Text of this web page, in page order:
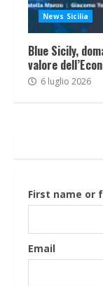
News Sicilia
Blue Sicily,
valore
6 luglio 2026
First name or
Email